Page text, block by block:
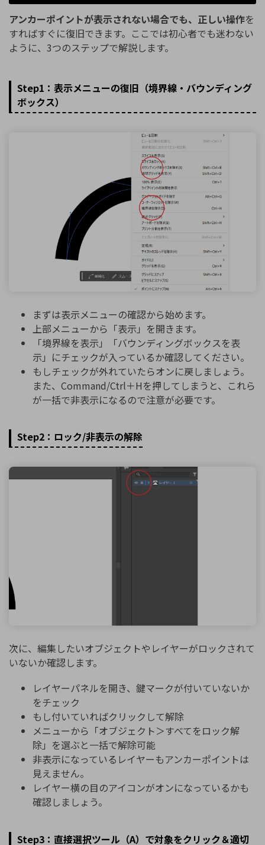
アンカーポイントが表示されない場合でも、正しい操作を
すればすぐに復旧できます。ここでは初心者でも迷わない
ように、3つのステップで解説します。
Step1：表示メニューの復旧（境界線・バウンディング
ボックス）
まずは表示メニューの確認から始めます。
上部メニューから「表示」を開きます。
「境界線を表示」「バウンディングボックスを表
示」にチェックが入っているか確認してください。
もしチェックが外れていたらオンに戻しましょう。
また、Command/Ctrl＋Hを押してしまうと、これら
が一括で非表示になるので注意が必要です。
Step2：ロック/非表示の解除
次に、編集したいオブジェクトやレイヤーがロックされて
いないか確認します。
レイヤーパネルを開き、鍵マークが付いていないか
をチェック
もし付いていればクリックして解除
メニューから「オブジェクト＞すべてをロック解
除」を選ぶと一括で解除可能
非表示になっているレイヤーもアンカーポイントは
見えません。
レイヤー横の目のアイコンがオンになっているかも
確認しましょう。
Step3：直接選択ツール（A）で対象をクリック＆適切